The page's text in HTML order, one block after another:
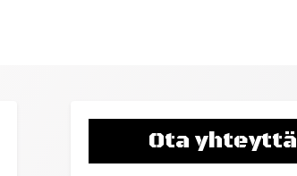
Ota yhteyttä